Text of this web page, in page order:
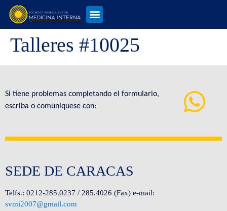
Talleres #10025
Si tiene problemas completando el formulario,
escriba o comuníquese con:
SEDE DE CARACAS
Telfs.: 0212-285.0237 / 285.4026 (Fax) e-mail:
svmi2007@gmail.com